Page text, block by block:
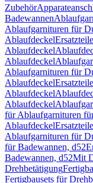
Zubehör
Badewannen
Ablaufgarnituren für
Ablaufdeckel
Ablaufdeckel
Ablaufdeckel
Ablaufgarnituren für
Ablaufdeckel
Ablaufdeckel
Ablaufdeckel
für Ablaufgarnituren
Ablaufdeckel
Ablaufgarnituren für
für Badewannen, d52
Badewannen, d52Mit
Drehbetätigung
Fertigbausets für